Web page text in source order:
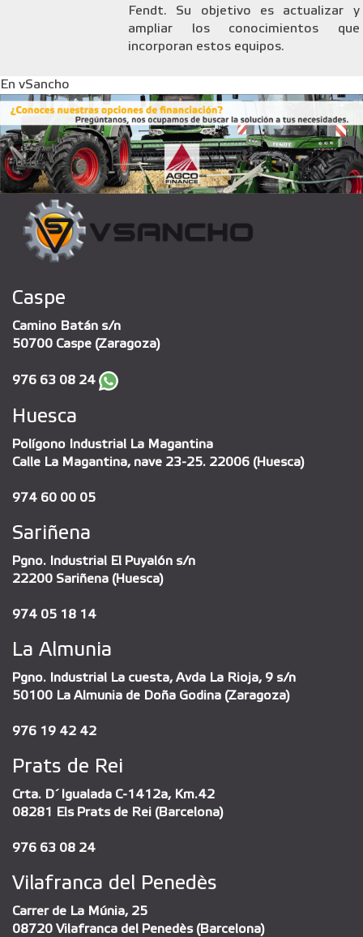
Fendt. Su objetivo es actualizar y
ampliar los conocimientos que
incorporan estos equipos.
En vSancho
Caspe
Camino Batán s/n
50700 Caspe (Zaragoza)
976 63 08 24
Huesca
Polígono Industrial La Magantina
Calle La Magantina, nave 23-25. 22006 (Huesca)
974 60 00 05
Sariñena
Pgno. Industrial El Puyalón s/n
22200 Sariñena (Huesca)
974 05 18 14
La Almunia
Pgno. Industrial La cuesta, Avda La Rioja, 9 s/n
50100 La Almunia de Doña Godina (Zaragoza)
976 19 42 42
Prats de Rei
Crta. D´Igualada C-1412a, Km.42
08281 Els Prats de Rei (Barcelona)
976 63 08 24
Vilafranca del Penedès
Carrer de La Múnia, 25
08720 Vilafranca del Penedès (Barcelona)